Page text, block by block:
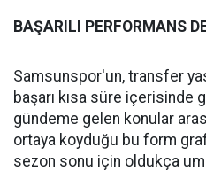
BAŞARILI PERFORMANS
Samsunspor'un, transfer
başarı kısa süre içerisinde
gündeme gelen konular
ortaya koyduğu bu form
sezon sonu için oldukça